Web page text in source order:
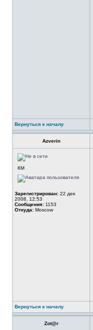
Вернуться к началу
Azverin
КМ
Зарегистрирован: 22 дек
2008, 12:53
Сообщения: 1153
Откуда: Moscow
Вернуться к началу
Zot@r